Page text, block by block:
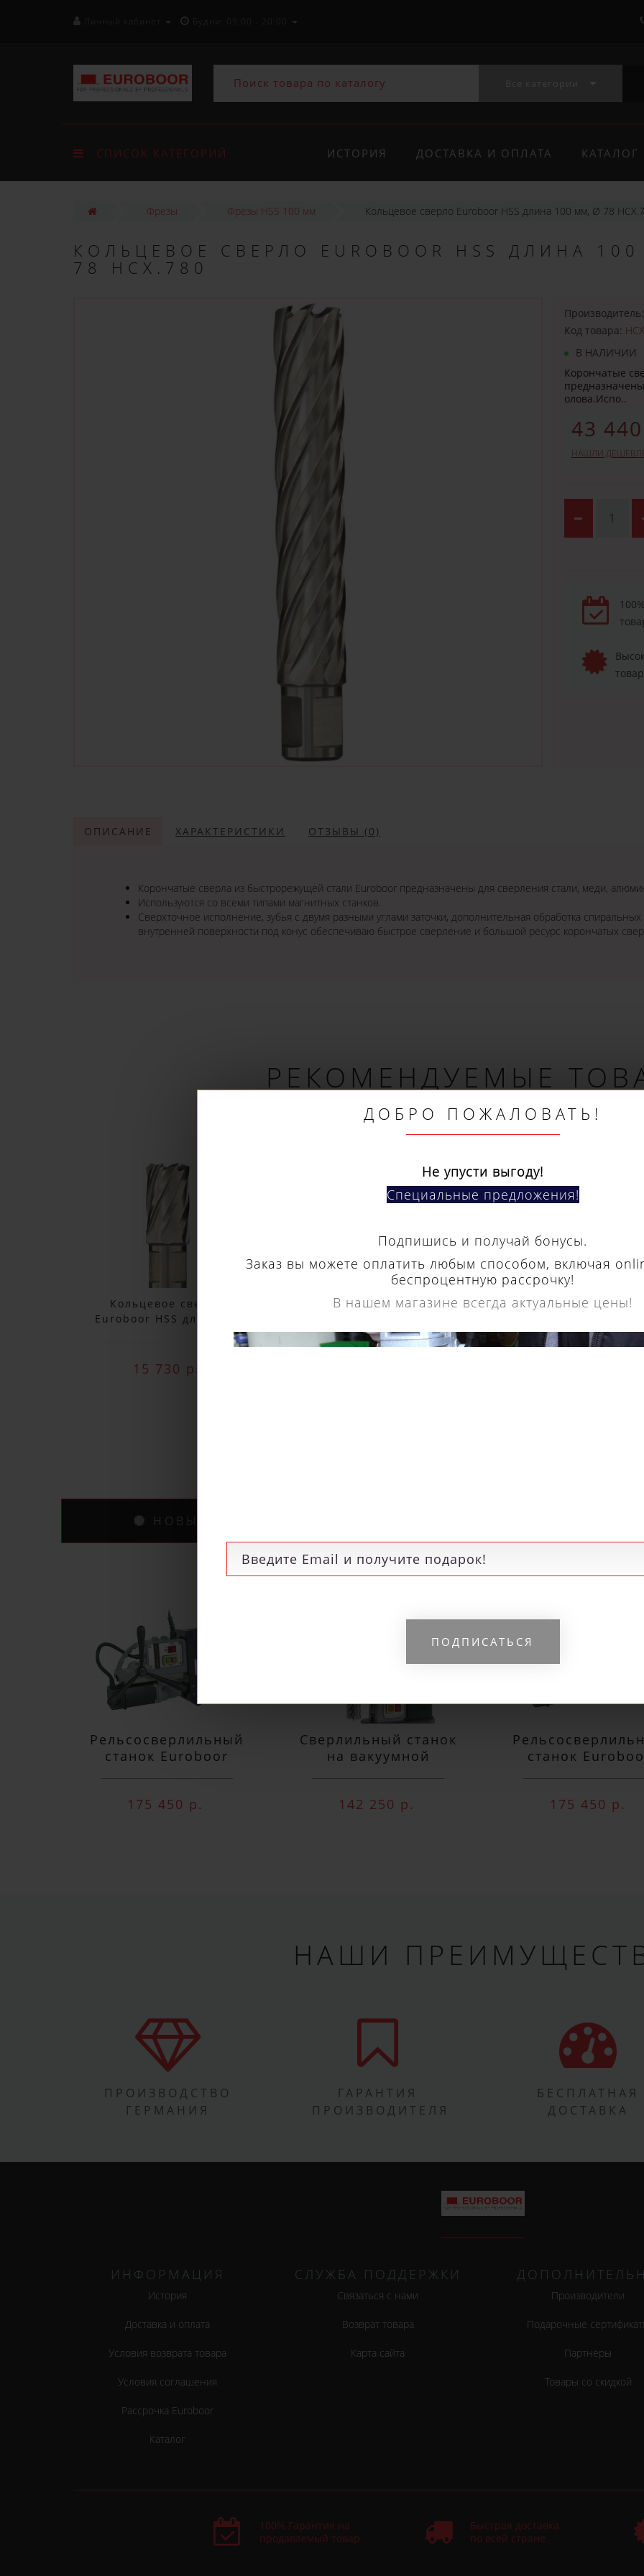
ДОБРО ПОЖАЛОВАТЬ!
Не упусти выгоду!
Специальные предложения!
Подпишись и получай бонусы.
Заказ вы можете оплатить любым способом, включая
беспроцентную рассрочку!
В нашем магазине всегда актуальные цены!
ПОДПИСАТЬСЯ
Личный кабинет Будни: 09:00 - 20:00
СПИСОК КАТЕГОРИЙ ИСТОРИЯ ДОСТАВКА И ОПЛАТА КАТАЛОГ
Фрезы Фрезы HSS 100 мм Кольцевое сверло Euroboor HSS длина 100 мм, Ø 78
КОЛЬЦЕВОЕ СВЕРЛО EUROBOOR HSS ДЛИНА
78 HCX.780
Производитель:
Код товара:
В НАЛИЧИИ
Корончатые
олова.Испо..
43
НАШЛИ
ОПИСАНИЕ ХАРАКТЕРИСТИКИ ОТЗЫВЫ (0)
Корончатые сверла из быстрорежущей стали Euroboor предназначены для сверления стали, меди,
Используются со всеми типами магнитных станков.
Сверхточное исполнение, зубья с двумя разными углами заточки, дополнительная обработка
внутренней поверхности под конус обеспечиваю быстрое сверление и большой ресурс корончатых
РЕКОМЕНДУЕМЫЕ
Кольцевое сверло
Euroboor HSS длина 30
15 730 р.
Кольцевое сверло
мм, Ø 77 HCS.770
Кольцевое сверло
мм, Ø 76 HCS.760
НОВЫЕ ПОСТУПЛЕНИЯ
Рельсосверлильный
станок Euroboor
175 450 р.
Сверлильный станок
на вакуумной
142 250 р.
станок
175 450 р.
НАШИ
ПРОИЗВОДСТВО
ГЕРМАНИЯ
ГАРАНТИЯ
ПРОИЗВОДИТЕЛЯ
БЕСПЛАТНАЯ
ДОСТАВКА
ИНФОРМАЦИЯ
История
Доставка и оплата
Условия возврата товара
Условия соглашения
Рассрочка Euroboor
Каталог
СЛУЖБА ПОДДЕРЖКИ
Связаться с нами
Возврат товара
Карта сайта
Производители
Подарочные
Партнёры
Товары со скидкой
100% Гарантия на
продаваемый товар
Быстрая доставка
по всей стране